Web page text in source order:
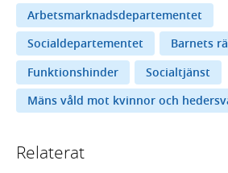
Arbetsmarknadsdepartementet
Socialdepartementet
Barnets
Funktionshinder
Socialtjänst
Mäns våld mot kvinnor och
Relaterat